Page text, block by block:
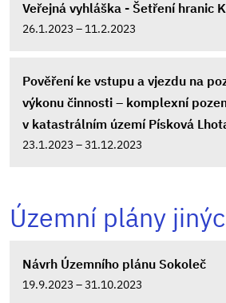
Veřejná vyhláška - Šetření hranic
26.1.2023 – 11.2.2023
Pověření ke vstupu a vjezdu na
výkonu činnosti – komplexní
v katastrálním území Písková
23.1.2023 – 31.12.2023
Územní plány
Návrh Územního plánu Sokoleč
19.9.2023 – 31.10.2023